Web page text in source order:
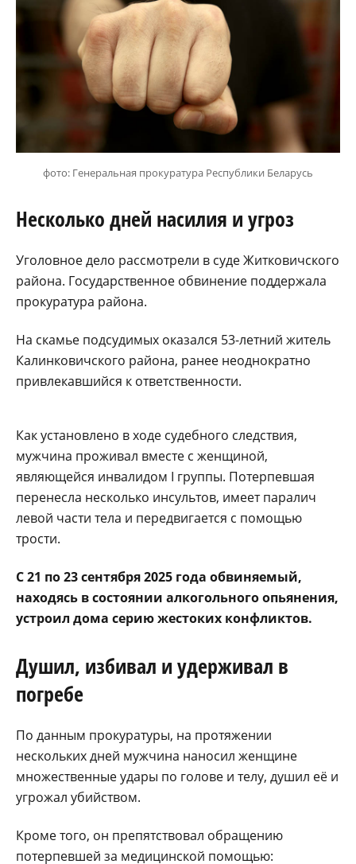
фото: Генеральная прокуратура Республики Беларусь
Несколько дней насилия и угроз
Уголовное дело рассмотрели в суде Житковичского
района. Государственное обвинение поддержала
прокуратура района.
На скамье подсудимых оказался 53-летний житель
Калинковичского района, ранее неоднократно
привлекавшийся к ответственности.
Как установлено в ходе судебного следствия,
мужчина проживал вместе с женщиной,
являющейся инвалидом I группы. Потерпевшая
перенесла несколько инсультов, имеет паралич
левой части тела и передвигается с помощью
трости.
С 21 по 23 сентября 2025 года обвиняемый,
находясь в состоянии алкогольного опьянения,
устроил дома серию жестоких конфликтов.
Душил, избивал и удерживал в
погребе
По данным прокуратуры, на протяжении
нескольких дней мужчина наносил женщине
множественные удары по голове и телу, душил её и
угрожал убийством.
Кроме того, он препятствовал обращению
потерпевшей за медицинской помощью: